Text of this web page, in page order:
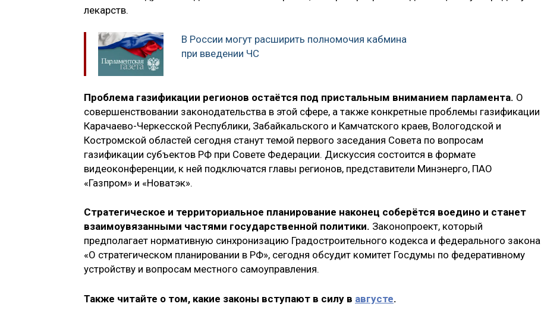
лекарств.
В России могут расширить полномочия кабмина
при введении ЧС
Проблема газификации регионов остаётся под пристальным вниманием парламента. О
совершенствовании законодательства в этой сфере, а также конкретные проблемы газификации
Карачаево-Черкесской Республики, Забайкальского и Камчатского краев, Вологодской и
Костромской областей сегодня станут темой первого заседания Совета по вопросам
газификации субъектов РФ при Совете Федерации. Дискуссия состоится в формате
видеоконференции, к ней подключатся главы регионов, представители Минэнерго, ПАО
«Газпром» и «Новатэк».
Стратегическое и территориальное планирование наконец соберётся воедино и станет
взаимоувязанными частями государственной политики. Законопроект, который
предполагает нормативную синхронизацию Градостроительного кодекса и федерального закона
«О стратегическом планировании в РФ», сегодня обсудит комитет Госдумы по федеративному
устройству и вопросам местного самоуправления.
Также читайте о том, какие законы вступают в силу в августе.